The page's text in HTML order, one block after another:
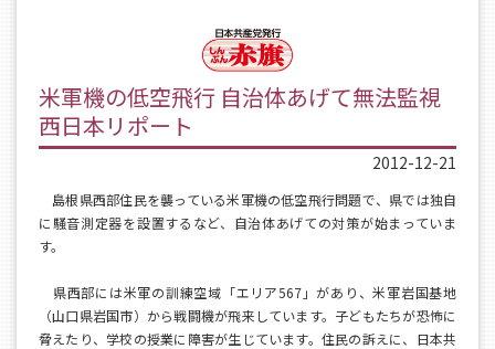
米軍機の低空飛行 自治体あげて無法監視
西日本リポート
2012-12-21
島根県西部住民を襲っている米軍機の低空飛行問題で、県では独自
に騒音測定器を設置するなど、自治体あげての対策が始まっていま
す。
県西部には米軍の訓練空域「エリア567」があり、米軍岩国基地
（山口県岩国市）から戦闘機が飛来しています。子どもたちが恐怖に
脅えたり、学校の授業に障害が生じています。住民の訴えに、日本共